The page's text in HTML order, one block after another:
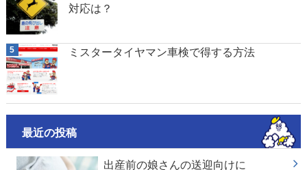
対応は？
ミスタータイヤマン車検で得する方法
最近の投稿
出産前の娘さんの送迎向けに